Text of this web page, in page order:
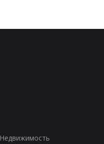
Недвижимость